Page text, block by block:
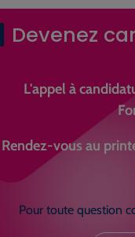
Devenez
L'appel à
Rendez-vous au
Pour toute question